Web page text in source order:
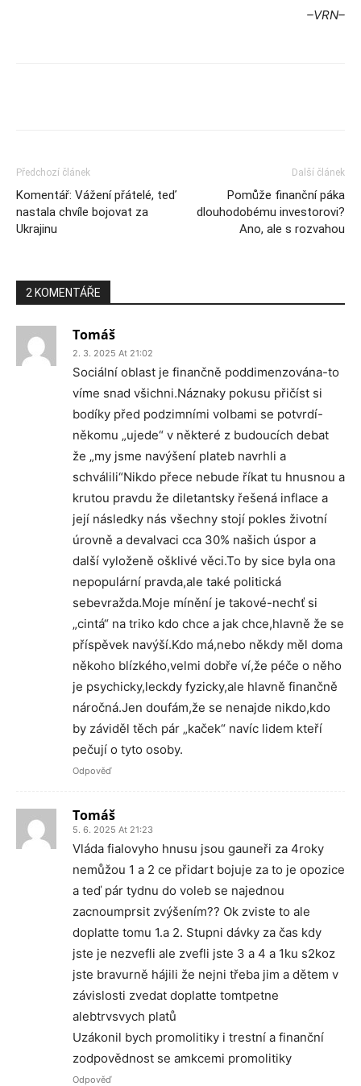
–VRN–
Předchozí článek
Komentář: Vážení přátelé, teď
nastala chvíle bojovat za
Ukrajinu
Další článek
Pomůže finanční páka
dlouhodobému investorovi?
Ano, ale s rozvahou
2 KOMENTÁŘE
Tomáš
2. 3. 2025 At 21:02
Sociální oblast je finančně poddimenzována-to
víme snad všichni.Náznaky pokusu přičíst si
bodíky před podzimními volbami se potvrdí-
někomu „ujede“ v některé z budoucích debat
že „my jsme navýšení plateb navrhli a
schválili“Nikdo přece nebude říkat tu hnusnou a
krutou pravdu že diletantsky řešená inflace a
její následky nás všechny stojí pokles životní
úrovně a devalvaci cca 30% našich úspor a
další vyloženě ošklivé věci.To by sice byla ona
nepopulární pravda,ale také politická
sebevražda.Moje mínění je takové-nechť si
„cintá“ na triko kdo chce a jak chce,hlavně že se
příspěvek navýší.Kdo má,nebo někdy měl doma
někoho blízkého,velmi dobře ví,že péče o něho
je psychicky,leckdy fyzicky,ale hlavně finančně
náročná.Jen doufám,že se nenajde nikdo,kdo
by záviděl těch pár „kaček“ navíc lidem kteří
pečují o tyto osoby.
Odpověď
Tomáš
5. 6. 2025 At 21:23
Vláda fialovyho hnusu jsou gauneři za 4roky
nemůžou 1 a 2 ce přidart bojuje za to je opozice
a teď pár tydnu do voleb se najednou
zacnoumprsit zvýšením?? Ok zviste to ale
doplatte tomu 1.a 2. Stupni dávky za čas kdy
jste je nezvefli ale zvefli jste 3 a 4 a 1ku s2koz
jste bravurně hájili že nejni třeba jim a dětem v
závislosti zvedat doplatte tomtpetne
alebtrvsvych platů
Uzákonil bych promolitiky i trestní a finanční
zodpovědnost se amkcemi promolitiky
Odpověď